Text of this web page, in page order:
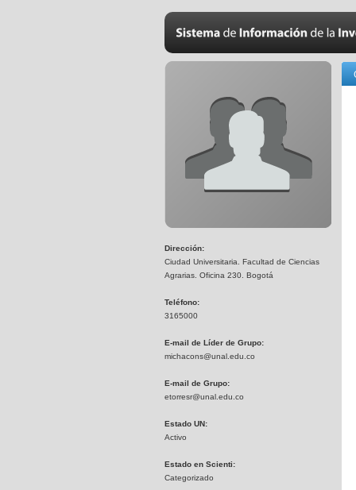
Dirección:
Ciudad Universitaria. Facultad de Ciencias
Agrarias. Oficina 230. Bogotá
Teléfono:
3165000
E-mail de Líder de Grupo:
michacons@unal.edu.co
E-mail de Grupo:
etorresr@unal.edu.co
Estado UN:
Activo
Estado en Scienti:
Categorizado